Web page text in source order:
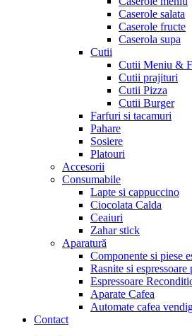
Caserole salata
Caserole fructe
Caserola supa
Cutii
Cutii Meniu &
Cutii prajituri
Cutii Pizza
Cutii Burger
Farfuri si tacamuri
Pahare
Sosiere
Platouri
Accesorii
Consumabile
Lapte si cappuccino
Ciocolata Calda
Ceaiuri
Zahar stick
Aparatură
Componente si piese
Rasnite si
Espressoare
Aparate Cafea
Automate cafea
Contact